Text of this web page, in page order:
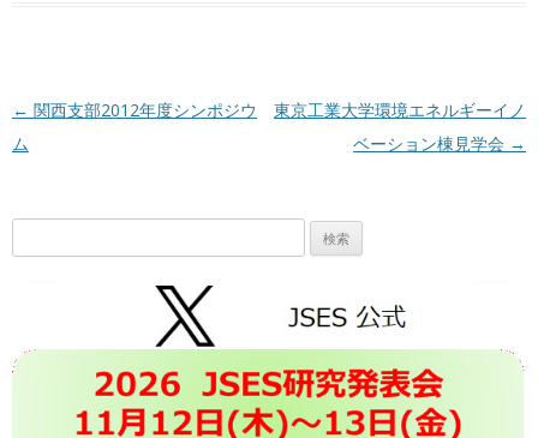
投稿ナビゲーション
← 関西支部2012年度シンポジウ
ム
東京工業大学環境エネルギーイノ
ベーション棟見学会 →
索: